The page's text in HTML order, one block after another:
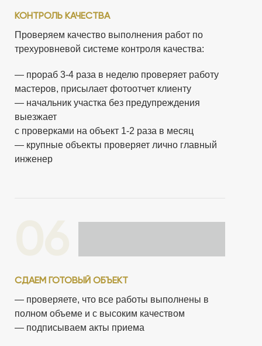
Проверяем качество выполнения работ по
трехуровневой системе контроля качества:
КОНТРОЛЬ КАЧЕСТВА
— прораб 3-4 раза в неделю проверяет работу
мастеров, присылает фотоотчет клиенту
— начальник участка без предупреждения
выезжает
с проверками на объект 1-2 раза в месяц
— крупные объекты проверяет лично главный
инженер
— проверяете, что все работы выполнены в
полном объеме и с высоким качеством
— подписываем акты приема
СДАЕМ ГОТОВЫЙ ОБЪЕКТ